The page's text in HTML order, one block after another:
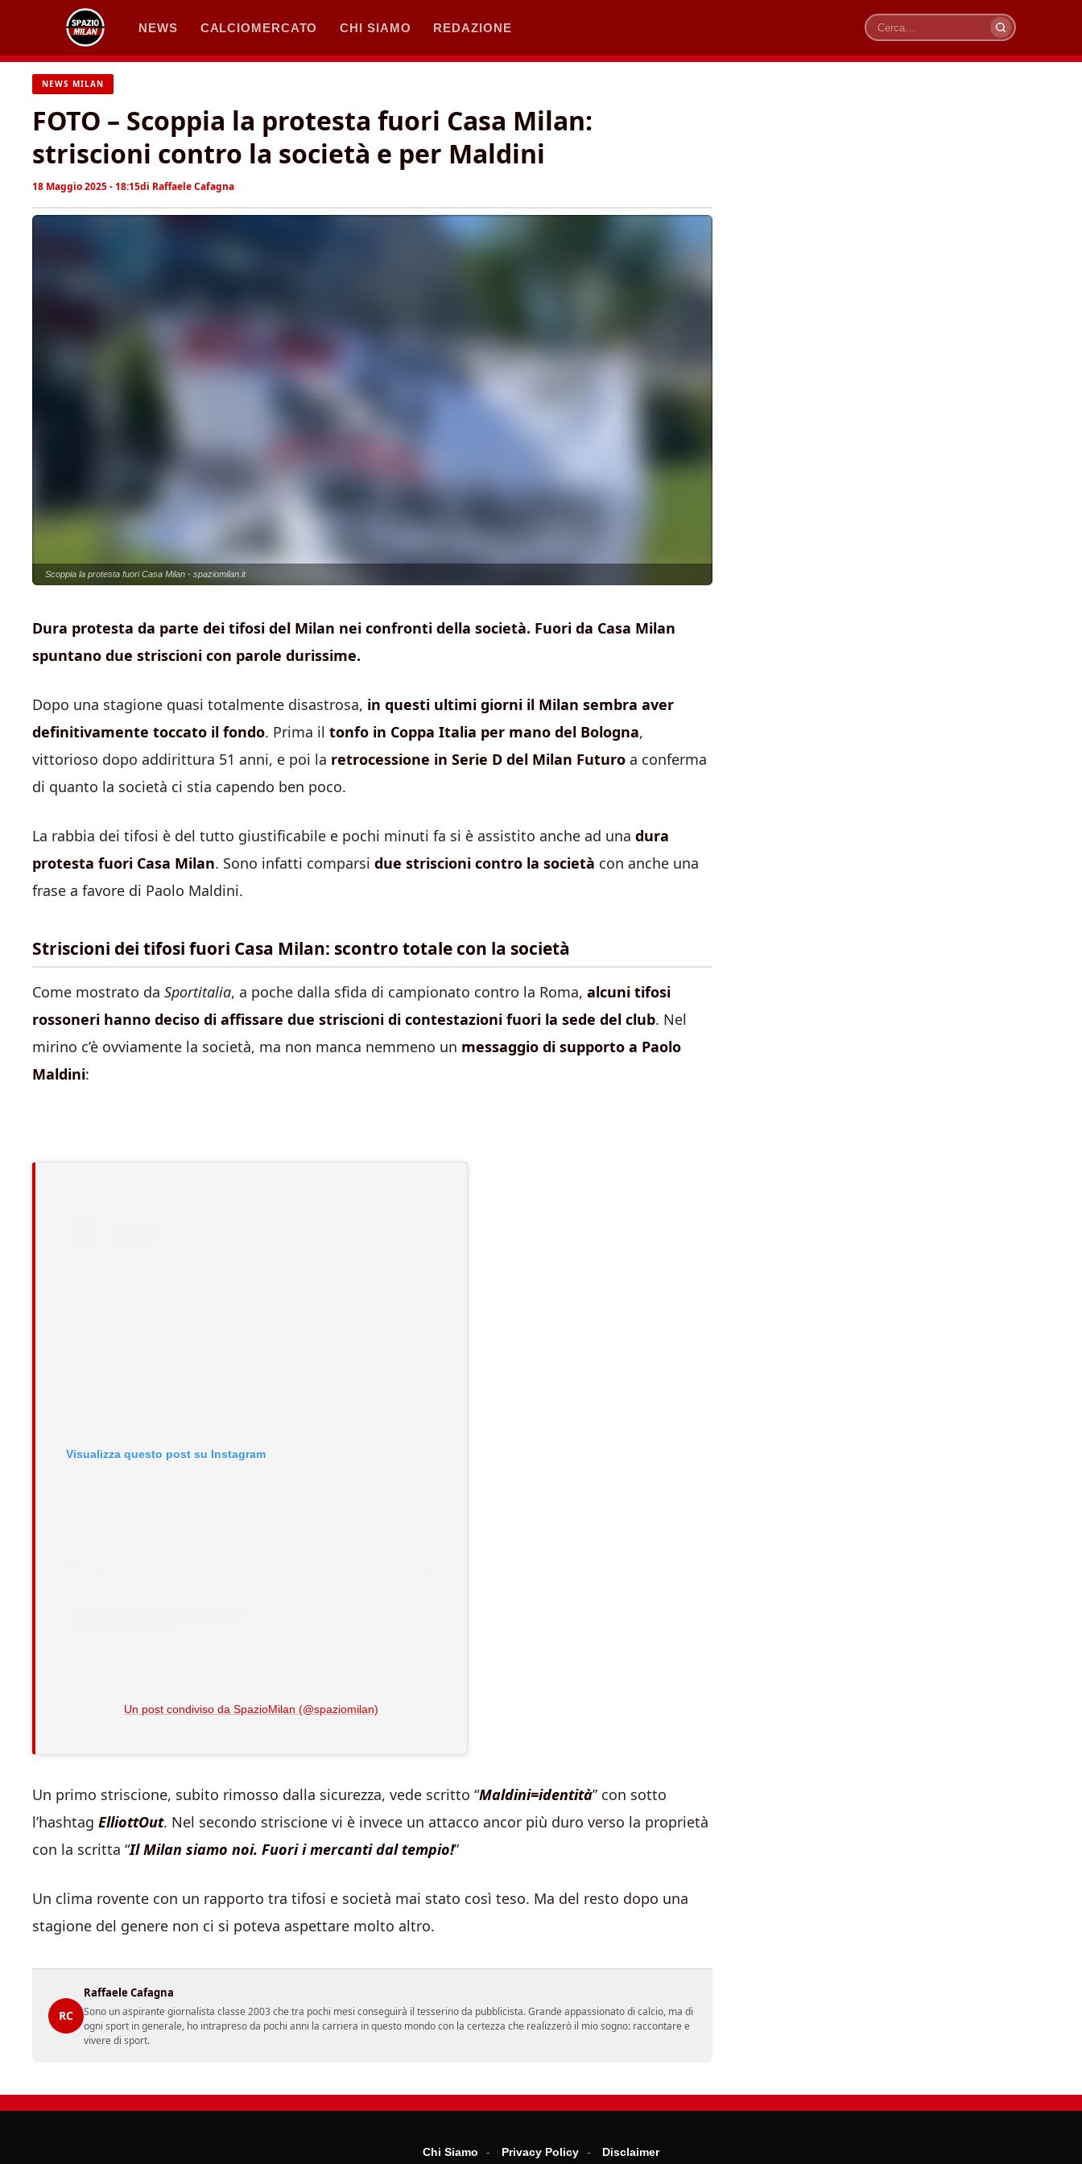
contenuto
NEWS CALCIOMERCATO CHI SIAMO REDAZIONE
Cerca
NEWS MILAN
FOTO – Scoppia la protesta fuori Casa Milan:
striscioni contro la società e per Maldini
18 Maggio 2025 - 18:15di Raffaele Cafagna
Scoppia la protesta fuori Casa Milan - spaziomilan.it
Dura protesta da parte dei tifosi del Milan nei confronti della società. Fuori da Casa Milan
spuntano due striscioni con parole durissime.
Dopo una stagione quasi totalmente disastrosa, in questi ultimi giorni il Milan sembra aver
definitivamente toccato il fondo. Prima il tonfo in Coppa Italia per mano del Bologna,
vittorioso dopo addirittura 51 anni, e poi la retrocessione in Serie D del Milan Futuro a conferma
di quanto la società ci stia capendo ben poco.
La rabbia dei tifosi è del tutto giustificabile e pochi minuti fa si è assistito anche ad una dura
protesta fuori Casa Milan. Sono infatti comparsi due striscioni contro la società con anche una
frase a favore di Paolo Maldini.
Striscioni dei tifosi fuori Casa Milan: scontro totale con la società
Come mostrato da Sportitalia, a poche dalla sfida di campionato contro la Roma, alcuni tifosi
rossoneri hanno deciso di affissare due striscioni di contestazioni fuori la sede del club. Nel
mirino c’è ovviamente la società, ma non manca nemmeno un messaggio di supporto a Paolo
Maldini:
Visualizza questo post su Instagram
Un post condiviso da SpazioMilan (@spaziomilan)
Un primo striscione, subito rimosso dalla sicurezza, vede scritto “Maldini=identità” con sotto
l’hashtag ElliottOut. Nel secondo striscione vi è invece un attacco ancor più duro verso la proprietà
con la scritta “Il Milan siamo noi. Fuori i mercanti dal tempio!”
Un clima rovente con un rapporto tra tifosi e società mai stato così teso. Ma del resto dopo una
stagione del genere non ci si poteva aspettare molto altro.
RC
Raffaele Cafagna
Sono un aspirante giornalista classe 2003 che tra pochi mesi conseguirà il tesserino da pubblicista. Grande appassionato di calcio, ma di
ogni sport in generale, ho intrapreso da pochi anni la carriera in questo mondo con la certezza che realizzerò il mio sogno: raccontare e
vivere di sport.
Chi Siamo Privacy Policy Disclaimer